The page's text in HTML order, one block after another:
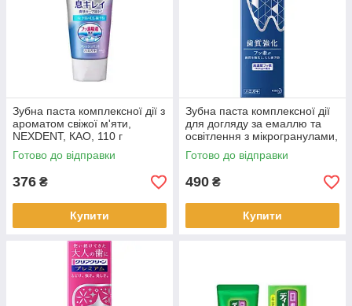
Зубна паста комплексної дії з
ароматом свіжої м'яти,
NEXDENT, КАО, 110 г
Готово до відправки
376 ₴
Купити
Зубна паста комплексної дії
для догляду за емаллю та
освітлення з мікрогранулами,
прохолодна м’ята Clear
Clean, КАО, 110 г
Готово до відправки
490 ₴
Купити